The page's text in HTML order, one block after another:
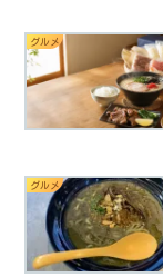
グルメ
グルメ